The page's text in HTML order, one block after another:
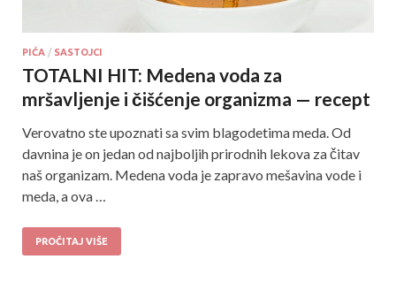
PIĆA / SASTOJCI
TOTALNI HIT: Medena voda za
mršavljenje i čišćenje organizma — recept
Verovatno ste upoznati sa svim blagodetima meda. Od
davnina je on jedan od najboljih prirodnih lekova za čitav
naš organizam. Medena voda je zapravo mešavina vode i
meda, a ova …
PROČITAJ VIŠE